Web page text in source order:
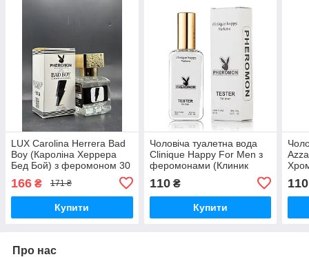
LUX Carolina Herrera Bad
Boy (Кароліна Херрера
Бед Бой) з феромоном 30
166 ₴ 171 ₴
Купити
Чоловіча туалетна вода
Clinique Happy For Men з
феромонами (Клиник
Хеппі фо Мен) тестер 65
мл
110₴
Купити
110
Про нас